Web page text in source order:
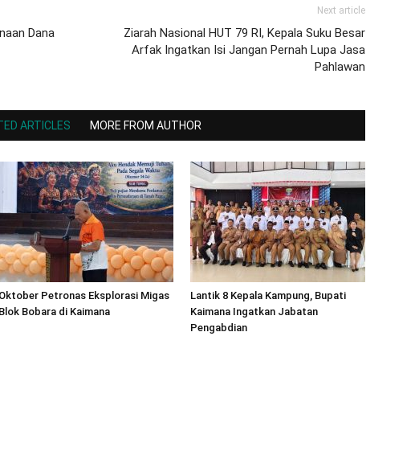
Dana
Next article
Ziarah Nasional HUT 79 RI, Kepala Suku Besar
Arfak Ingatkan Isi Jangan Pernah Lupa Jasa
Pahlawan
ARTICLES MORE FROM AUTHOR
Oktober Petronas Eksplorasi Migas
Blok Bobara di Kaimana
Lantik 8 Kepala Kampung, Bupati
Kaimana Ingatkan Jabatan
Pengabdian